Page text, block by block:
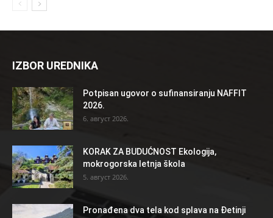
IZBOR UREDNIKA
Potpisan ugovor o sufinansiranju NAFFIT
2026.
6. август 2026.
KORAK ZA BUDUĆNOST Ekologija,
mokrogorska letnja škola
5. август 2026.
Pronađena dva tela kod splava na Đetinji